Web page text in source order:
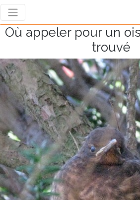
Où appeler pour un
trouvé